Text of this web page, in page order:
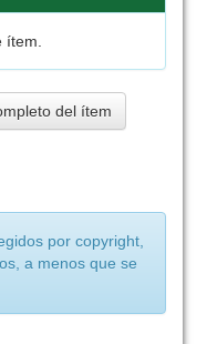
del ítem
por copyright,
a menos que se